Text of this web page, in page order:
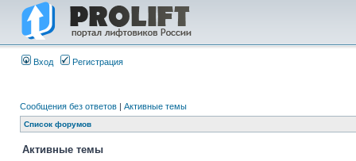
Вход Регистрация
Сообщения без ответов | Активные темы
Список форумов
Активные темы